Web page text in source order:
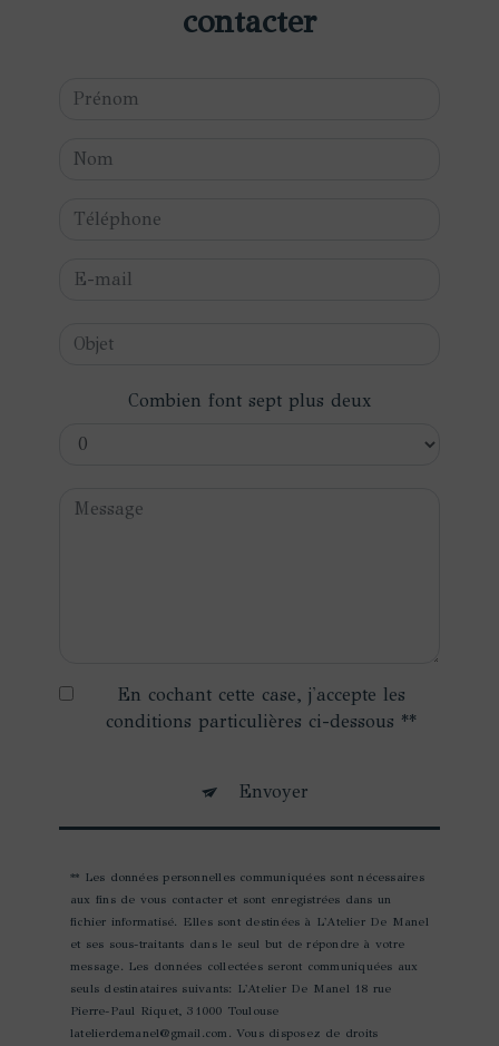
contacter
Combien font sept plus deux
En cochant cette case, j'accepte les
conditions particulières ci-dessous **
Envoyer
** Les données personnelles communiquées sont nécessaires
aux fins de vous contacter et sont enregistrées dans un
fichier informatisé. Elles sont destinées à L'Atelier De Manel
et ses sous-traitants dans le seul but de répondre à votre
message. Les données collectées seront communiquées aux
seuls destinataires suivants: L'Atelier De Manel 18 rue
Pierre-Paul Riquet, 31000 Toulouse
latelierdemanel@gmail.com. Vous disposez de droits